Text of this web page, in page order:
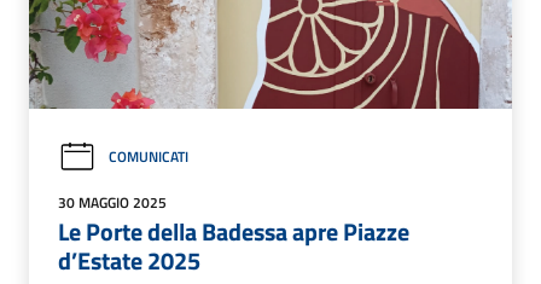
COMUNICATI
30 MAGGIO 2025
Le Porte della Badessa apre Piazze
d’Estate 2025